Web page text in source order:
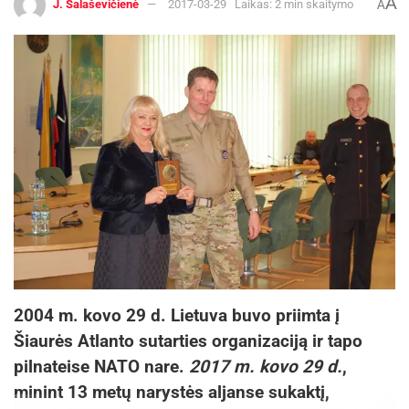
J. Šalaševičienė 2017-03-29 Laikas: 2 min skaitymo A
2004 m. kovo 29 d. Lietuva buvo priimta į
Šiaurės Atlanto sutarties organizaciją ir tapo
pilnateise NATO nare. 2017 m. kovo 29 d.,
minint 13 metų narystės aljanse sukaktį,